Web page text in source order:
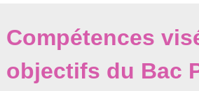
Compétences
objectifs du Bac